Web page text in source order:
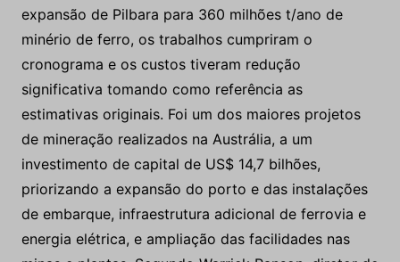
expansão de Pilbara para 360 milhões t/ano de
minério de ferro, os trabalhos cumpriram o
cronograma e os custos tiveram redução
significativa tomando como referência as
estimativas originais. Foi um dos maiores projetos
de mineração realizados na Austrália, a um
investimento de capital de US$ 14,7 bilhões,
priorizando a expansão do porto e das instalações
de embarque, infraestrutura adicional de ferrovia e
energia elétrica, e ampliação das facilidades nas